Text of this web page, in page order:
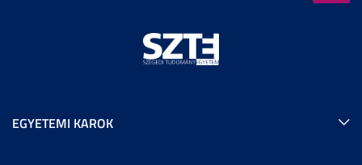
EGYETEMI KAROK